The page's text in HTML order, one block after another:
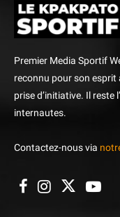
Premier Media Sportif
reconnu pour son esprit
prise d’initiative. Il reste
internautes.
Contactez-nous via